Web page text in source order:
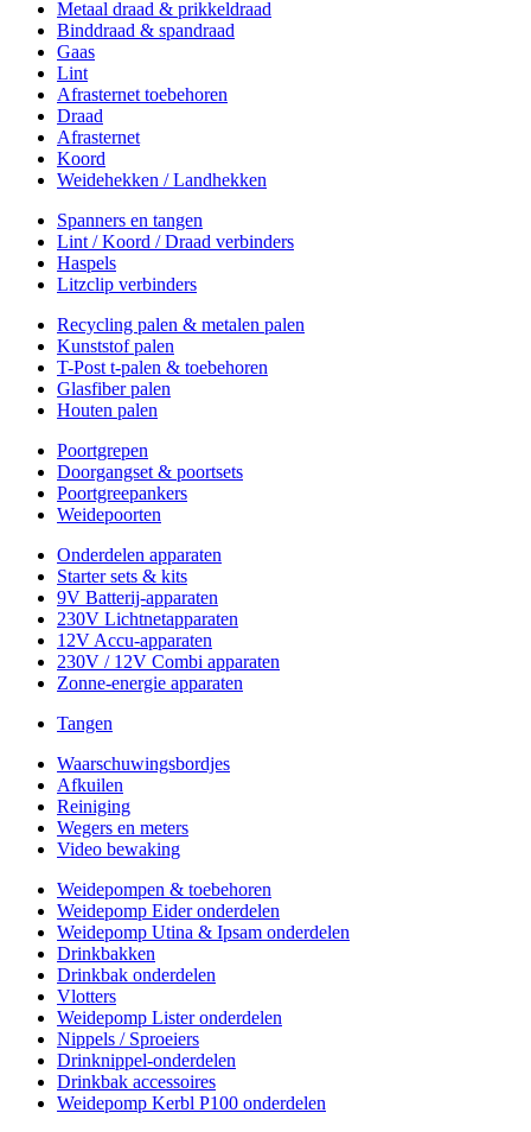
Metaal draad & prikkeldraad
Binddraad & spandraad
Gaas
Lint
Afrasternet toebehoren
Draad
Afrasternet
Koord
Weidehekken / Landhekken
Spanners en tangen
Lint / Koord / Draad verbinders
Haspels
Litzclip verbinders
Recycling palen & metalen palen
Kunststof palen
T-Post t-palen & toebehoren
Glasfiber palen
Houten palen
Poortgrepen
Doorgangset & poortsets
Poortgreepankers
Weidepoorten
Onderdelen apparaten
Starter sets & kits
9V Batterij-apparaten
230V Lichtnetapparaten
12V Accu-apparaten
230V / 12V Combi apparaten
Zonne-energie apparaten
Tangen
Waarschuwingsbordjes
Afkuilen
Reiniging
Wegers en meters
Video bewaking
Weidepompen & toebehoren
Weidepomp Eider onderdelen
Weidepomp Utina & Ipsam onderdelen
Drinkbakken
Drinkbak onderdelen
Vlotters
Weidepomp Lister onderdelen
Nippels / Sproeiers
Drinknippel-onderdelen
Drinkbak accessoires
Weidepomp Kerbl P100 onderdelen